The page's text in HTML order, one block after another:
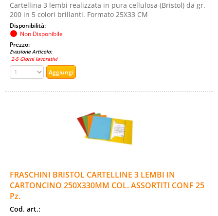
Cartellina 3 lembi realizzata in pura cellulosa (Bristol) da gr.
200 in 5 colori brillanti. Formato 25X33 CM
Disponibilità:
Non Disponibile
Prezzo:
Evasione Articolo:
2-5 Giorni lavorativi
FRASCHINI BRISTOL CARTELLINE 3 LEMBI IN
CARTONCINO 250X330MM COL. ASSORTITI CONF 25
Pz.
Cod. art.: